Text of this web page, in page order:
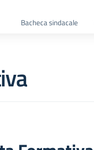
Bacheca sindacale